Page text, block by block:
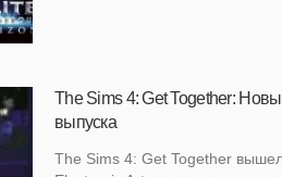
The Sims 4: Get Together:
выпуска
The Sims 4: Get Together